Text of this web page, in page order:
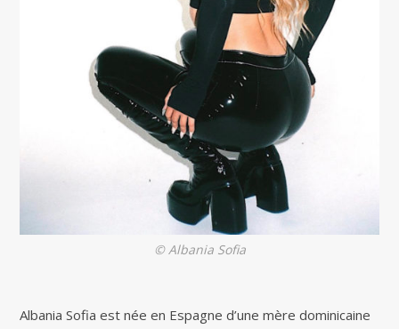
© Albania Sofia
Albania Sofia est née en Espagne d’une mère dominicaine